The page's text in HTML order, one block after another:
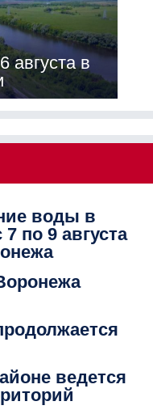
августа в
воды в
по 9 августа
ведется